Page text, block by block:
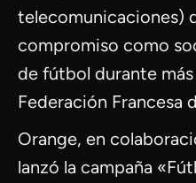
telecomunicaciones)
compromiso como
de fútbol durante
Federación Francesa
Orange, en
lanzó la campaña